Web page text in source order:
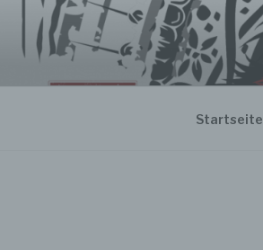
Inhalt
springen
Startseite